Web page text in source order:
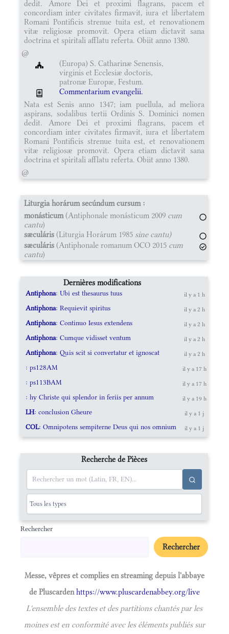
dedit. Amore Dei et proximi flagrans, pacem et
concordiam inter civitates firmavit, iura et libertatem
Romani Pontificis strenue tuita est, et renovationem
vitæ religiosæ promovit. Opera etiam dictavit sana
doctrina et spiritali afflatu referta. Obiit anno 1380.
@
(Europa) S. Catharinæ Senensis,
virginis et Ecclesiæ doctoris,
patronæ Europæ, Festum.
Commentarium evangelii.
Nata est Senis anno 1347; iam puellula, ad meliora
aspirans, sodalibus tertii Ordinis S. Dominici nomen
dedit. Amore Dei et proximi flagrans, pacem et
concordiam inter civitates firmavit, iura et libertatem
Romani Pontificis strenue tuita est, et renovationem
vitæ religiosæ promovit. Opera etiam dictavit sana
doctrina et spiritali afflatu referta. Obiit anno 1380.
@
Liturgia horárum secúndum cursum :
monásticum(Antiphonale monásticum 2009 cum
cantu)
sæculáris (Liturgia Horárum 1985 sine cantu)
sæculáris (Antiphonale romanum OCO 2015 cum
cantu)
Dernières modifications
Antiphona: Ubi est thesaurus tuus il y a 1 h
Antiphona: Requievit spiritus il y a 2 h
Antiphona: Continuo Iesus extendens il y a 2 h
Antiphona: Cumque vidisset ventum il y a 2 h
Antiphona: Quis scit si convertatur et ignoscat il y a 2 h
: ps128AM il y a 17 h
: ps113BAM il y a 17 h
: hy Christe qui splendor in feriis per annum il y a 19 h
LH: conclusion Gheure il y a 1 j
COL: Omnipotens sempiterne Deus qui nos omnium il y a 1 j
Recherche de Pièces
Rechercher
Rechercher
Messe, vêpres et complies en streaming depuis l'abbaye
de Pluscardenhttps://www.pluscardenabbey.org/live
L'ensemble des textes et des partitions chantés par les
moines est en conformité avec les éléments publiés sur